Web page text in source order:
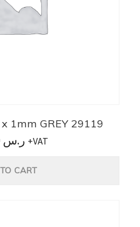
1mm GREY 29119
ر.س +VAT
CART